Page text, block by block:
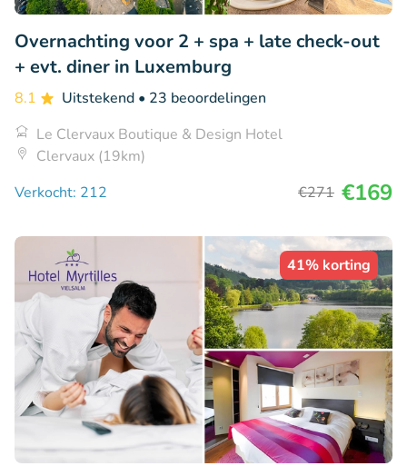
Overnachting voor 2 + spa + late check-out
+ evt. diner in Luxemburg
8.1 Uitstekend • 23 beoordelingen
Le Clervaux Boutique & Design Hotel
Clervaux (19km)
Verkocht: 212
€271 €169
41% korting